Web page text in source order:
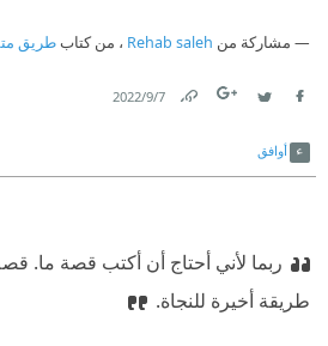
مشاركة من Rehab saleh ، من كتابطريق
7‏/9‏/2022
أوافق
ربما لأني أحتاج أن أكتب قصة ما.
طريقة أخيرة للنجاة.